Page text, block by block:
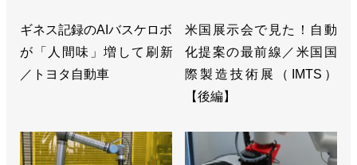
>>[人事] 橋本康彦氏が社長に昇格／川崎重工業
>>AIベンチャーの米OSAROと提携／川崎重工業
導入しやすく【後編】／川崎重工業「duAro」
ギネス記録のAIバスケロボ
が「人間味」増して刷新
／トヨタ自動車
米国展示会で見た！自動
化提案の最前線／米国国
際製造技術展（IMTS）
【後編】